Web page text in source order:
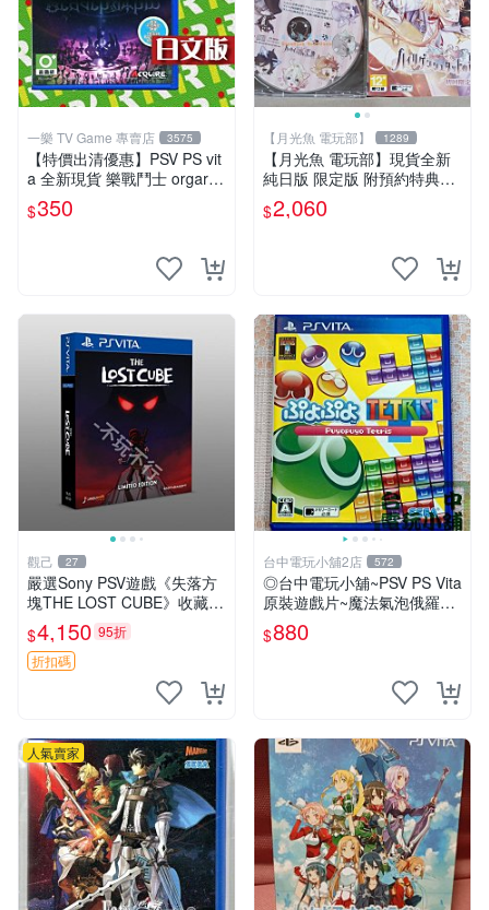
一樂 TV Game 專賣店 3575
【特價出清優惠】PSV PS vit
a 全新現貨 樂戰鬥士 orgarhy
thm 亞日版 日文版【一樂電
玩】
$350
【月光魚 電玩部】 1289
【月光魚 電玩部】現貨全新
純日版 限定版 附預約特典CD
PSV 海利肯施塔特之歌 限定
版 純日版
$2,060
觀己 27
嚴選Sony PSV遊戲《失落方
塊THE LOST CUBE》收藏
版，英語原裝未拆封 失落方
塊 THE LOST CUBE PSV 精
華版 新作 權杖
$4,150 95折
折扣碼
台中電玩小舖2店 572
◎台中電玩小舖~PSV PS Vita
原裝遊戲片~魔法氣泡俄羅斯
方塊 PUYO PUYO TETRIS
魔術方塊
$880
人氣賣家